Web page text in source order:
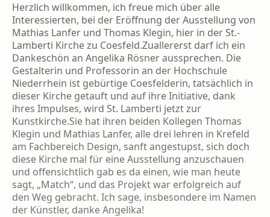
Herzlich willkommen, ich freue mich über alle
Interessierten, bei der Eröffnung der Ausstellung von
Mathias Lanfer und Thomas Klegin, hier in der St.-
Lamberti Kirche zu Coesfeld.Zuallererst darf ich ein
Dankeschön an Angelika Rösner aussprechen. Die
Gestalterin und Professorin an der Hochschule
Niederrhein ist gebürtige Coesfelderin, tatsächlich in
dieser Kirche getauft und auf ihre Initiative, dank
ihres Impulses, wird St. Lamberti jetzt zur
Kunstkirche.Sie hat ihren beiden Kollegen Thomas
Klegin und Mathias Lanfer, alle drei lehren in Krefeld
am Fachbereich Design, sanft angestupst, sich doch
diese Kirche mal für eine Ausstellung anzuschauen
und offensichtlich gab es da einen, wie man heute
sagt, „Match“, und das Projekt war erfolgreich auf
den Weg gebracht. Ich sage, insbesondere im Namen
der Künstler, danke Angelika!